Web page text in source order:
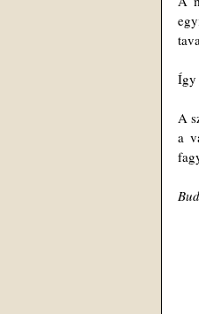
Így
A
a